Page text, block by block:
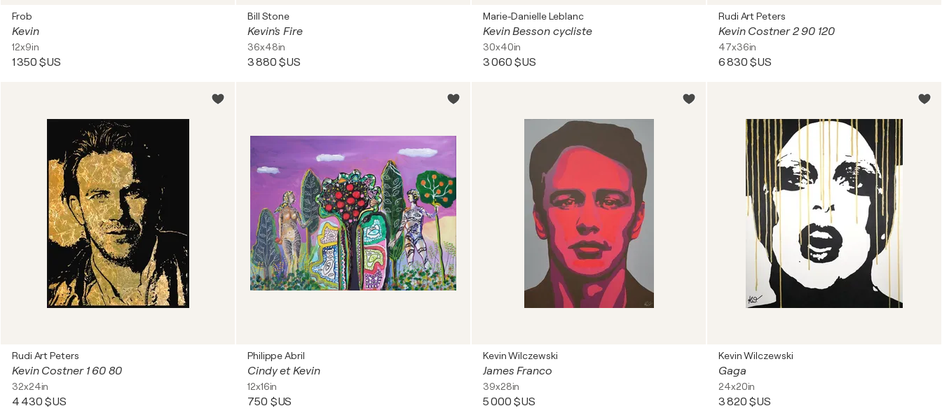
Frob
Kevin
12x9in
1 350 $US
Bill Stone
Kevin's Fire
36x48in
3 880 $US
Marie-Danielle Leblanc
Kevin Besson cycliste
30x40in
3 060 $US
Rudi Art Peters
Kevin Costner 2 90 120
47x36in
6 830 $US
Rudi Art Peters
Kevin Costner 1 60 80
32x24in
4 430 $US
Philippe Abril
Cindy et Kevin
12x16in
750 $US
Kevin Wilczewski
James Franco
39x28in
5 000 $US
Kevin Wilczewski
Gaga
24x20in
3 820 $US